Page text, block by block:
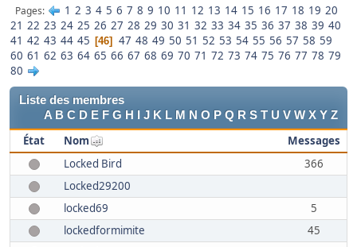
Pages 1 2 3 4 5 6 7 8 9 10 11 12 13 14 15 16 17 18 19 20
21 22 23 24 25 26 27 28 29 30 31 32 33 34 35 36 37 38 39 40
41 42 43 44 45 46 47 48 49 50 51 52 53 54 55 56 57 58 59
60 61 62 63 64 65 66 67 68 69 70 71 72 73 74 75 76 77 78 79
80
Liste des membres
A B C D E F G H I J K L M N O P Q R S T U V W X Y Z
État Nom
Messages
Locked Bird
366
Locked29200
locked69
5
lockedformimite
45